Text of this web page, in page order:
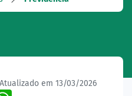
Atualizado em 13/03/2026